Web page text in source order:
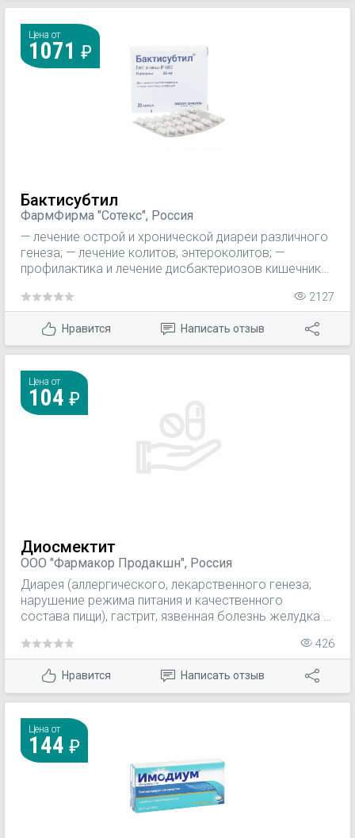
Цена от
1071
Бактисубтил
ФармФирма "Сотекс", Россия
— лечение острой и хронической диареи различного
генеза; — лечение колитов, энтероколитов; —
профилактика и лечение дисбактериозов кишечника
химио-, или радиотерапии).
2127
Нравится Написать отзыв
Цена от
104
Диосмектит
ООО "Фармакор Продакшн", Россия
Диарея (аллергического, лекарственного генеза;
нарушение режима питания и качественного
состава пищи), гастрит, язвенная болезнь желудка и
генеза — в составе комплексной терапии.
Симптоматическое лечение изжоги, метеоризма и
дискомфорта в животе при заболеваниях ЖКТ.
426
Нравится Написать отзыв
Цена от
144